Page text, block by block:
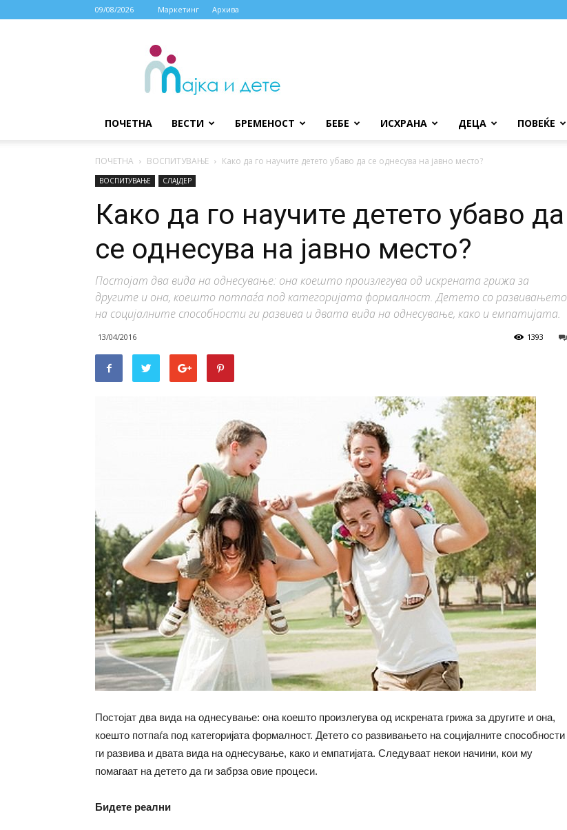
09/08/2026 Маркетинг Архива
МАЈКА
ДЕТЕ
ПОЧЕТНА ВЕСТИ БРЕМЕНОСТ БЕБЕ ИСХРАНА ДЕЦА ПОВЕЌЕ
ПОЧЕТНА ВОСПИТУВАЊЕ Како да го научите детето убаво да се однесува на јавно место?
ВОСПИТУВАЊЕ СЛАЈДЕР
Како да го научите детето убаво да
се однесува на јавно место?
Постојат два вида на однесување: она коешто произлегува од искрената грижа за
другите и она, коешто потпаѓа под категоријата формалност. Детето со развивањето
на социјалните способности ги развива и двата вида на однесување, како и емпатијата.
13/04/2016 1393
Постојат два вида на однесување: она коешто произлегува од искрената грижа за другите и она,
коешто потпаѓа под категоријата формалност. Детето со развивањето на социјалните способности
ги развива и двата вида на однесување, како и емпатијата. Следуваат некои начини, кои му
помагаат на детето да ги забрза овие процеси.
Бидете реални